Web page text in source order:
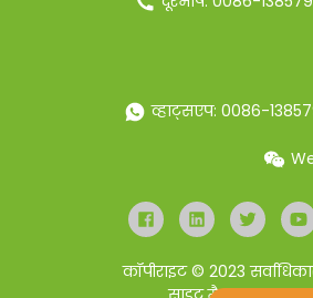
व्हाट्सएप: 0086-
कॉपीराइट © 2023